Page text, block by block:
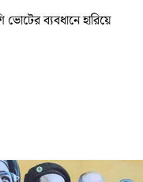
ভোটের ব্যবধানে হারিয়ে